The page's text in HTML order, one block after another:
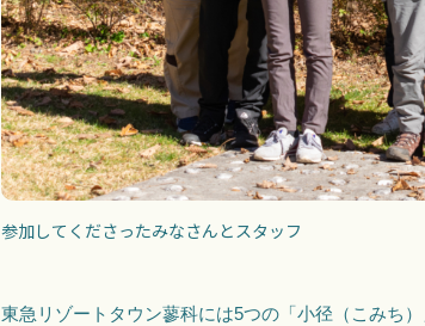
参加してくださったみなさんとスタッフ
東急リゾートタウン蓼科には5つの「小径（こみち